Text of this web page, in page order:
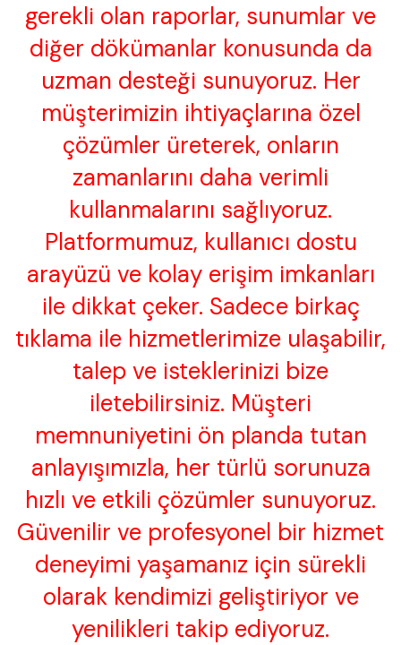
gerekli olan raporlar, sunumlar ve
diğer dökümanlar konusunda da
uzman desteği sunuyoruz. Her
müşterimizin ihtiyaçlarına özel
çözümler üreterek, onların
zamanlarını daha verimli
kullanmalarını sağlıyoruz.
Platformumuz, kullanıcı dostu
arayüzü ve kolay erişim imkanları
ile dikkat çeker. Sadece birkaç
tıklama ile hizmetlerimize ulaşabilir,
talep ve isteklerinizi bize
iletebilirsiniz. Müşteri
memnuniyetini ön planda tutan
anlayışımızla, her türlü sorunuza
hızlı ve etkili çözümler sunuyoruz.
Güvenilir ve profesyonel bir hizmet
deneyimi yaşamanız için sürekli
olarak kendimizi geliştiriyor ve
yenilikleri takip ediyoruz.